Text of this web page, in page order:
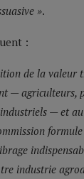
».
:
de la valeur
— agriculteurs,
— et
industrie